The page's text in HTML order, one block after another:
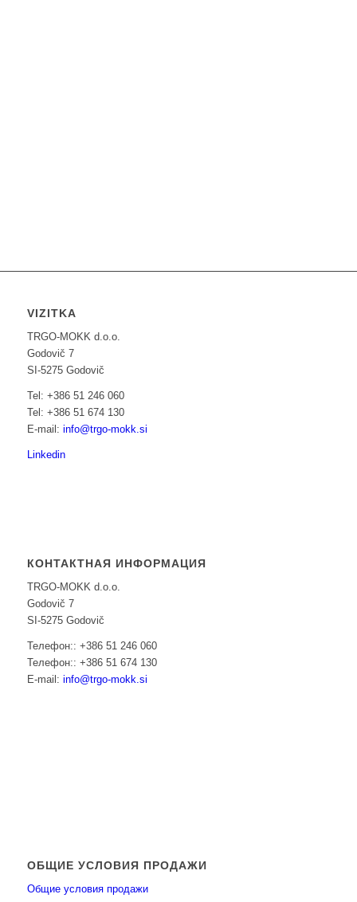
VIZITKA
TRGO-MOKK d.o.o.
Godovič 7
SI-5275 Godovič
Tel: +386 51 246 060
Tel: +386 51 674 130
E-mail: info@trgo-mokk.si
Linkedin
КОНТАКТНАЯ ИНФОРМАЦИЯ
TRGO-MOKK d.o.o.
Godovič 7
SI-5275 Godovič
Телефон:: +386 51 246 060
Телефон:: +386 51 674 130
E-mail: info@trgo-mokk.si
ОБЩИЕ УСЛОВИЯ ПРОДАЖИ
Общие условия продажи